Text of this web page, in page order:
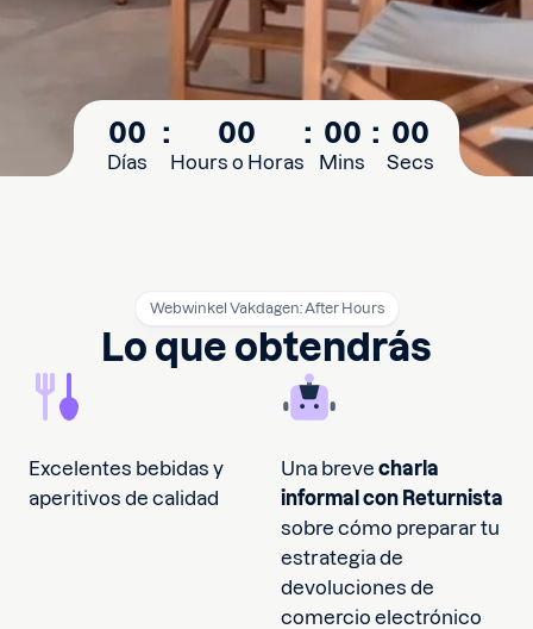
00
Días
: 00
Hours o Horas
: 00
Mins
: 00
Secs
Webwinkel Vakdagen: After Hours
Lo que obtendrás
Excelentes bebidas y
aperitivos de calidad
Una breve charla
informal con Returnista
sobre cómo preparar tu
estrategia de
devoluciones de
comercio electrónico